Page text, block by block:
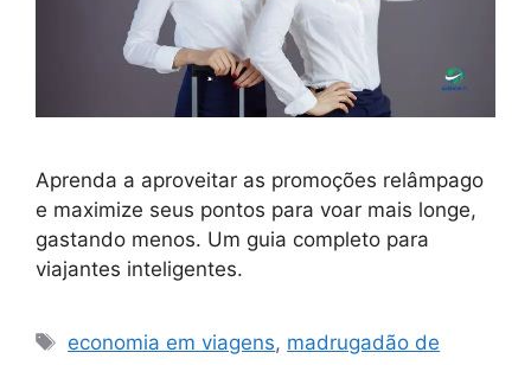
Aprenda a aproveitar as promoções relâmpago
e maximize seus pontos para voar mais longe,
gastando menos. Um guia completo para
viajantes inteligentes.
Tags
economia em viagens, madrugadão de